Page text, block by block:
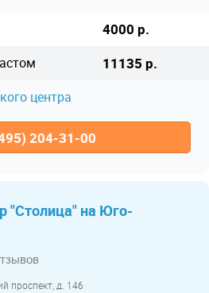
4000 р.
11135 р.
центра
204-31-00
"Столица" на Юго-
проспект, д. 146